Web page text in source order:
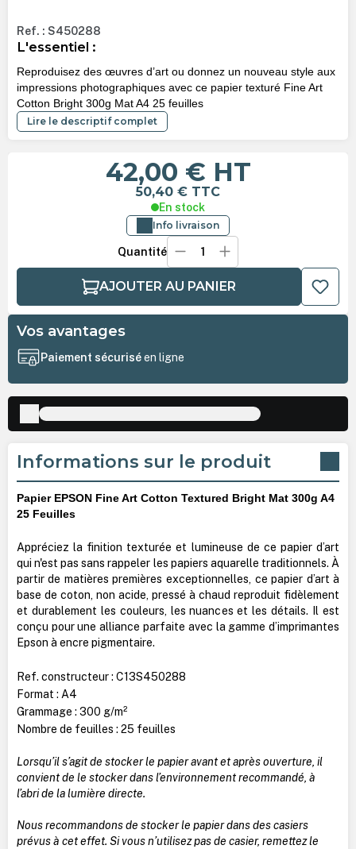
Ref. : S450288
L'essentiel :
Reproduisez des œuvres d’art ou donnez un nouveau style aux
impressions photographiques avec ce papier texturé Fine Art
Cotton Bright 300g Mat A4 25 feuilles
Lire le descriptif complet
42,00 € HT
50,40 € TTC
En stock
Info livraison
Quantité
AJOUTER AU PANIER
Vos avantages
Paiement sécuriséen ligne
Informations sur le produit
Papier EPSON Fine Art Cotton Textured Bright Mat 300g A4
25 Feuilles
Appréciez la finition texturée et lumineuse de ce papier d’art
qui n'est pas sans rappeler les papiers aquarelle traditionnels. À
partir de matières premières exceptionnelles, ce papier d’art à
base de coton, non acide, pressé à chaud reproduit fidèlement
et durablement les couleurs, les nuances et les détails. Il est
conçu pour une alliance parfaite avec la gamme d’imprimantes
Epson à encre pigmentaire.
Ref. constructeur : C13S450288
Format : A4
Grammage : 300 g/m²
Nombre de feuilles : 25 feuilles
Lorsqu’il s’agit de stocker le papier avant et après ouverture, il
convient de le stocker dans l’environnement recommandé, à
l’abri de la lumière directe.
Nous recommandons de stocker le papier dans des casiers
prévus à cet effet. Si vous n’utilisez pas de casier, remettez le